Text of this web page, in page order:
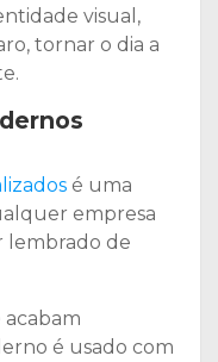
visual,
tornar o dia a
é uma
empresa
lembrado de
é usado com